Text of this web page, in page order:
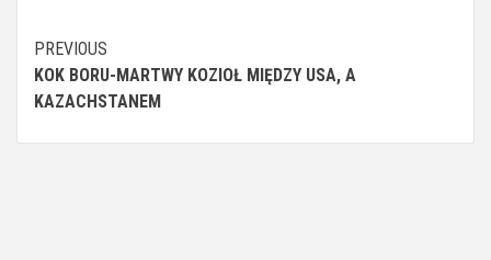
Continue
Reading
PREVIOUS
KOK BORU-MARTWY KOZIOŁ MIĘDZY USA, A
KAZACHSTANEM